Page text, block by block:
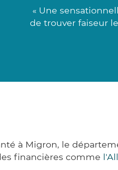
« Une
de trouver faiseur
à Migron, le
financières comme